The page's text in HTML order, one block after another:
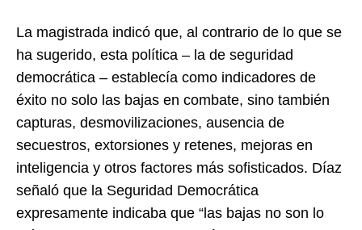
La magistrada indicó que, al contrario de lo que se
ha sugerido, esta política – la de seguridad
democrática – establecía como indicadores de
éxito no solo las bajas en combate, sino también
capturas, desmovilizaciones, ausencia de
secuestros, extorsiones y retenes, mejoras en
inteligencia y otros factores más sofisticados. Díaz
señaló que la Seguridad Democrática
expresamente indicaba que “las bajas no son lo